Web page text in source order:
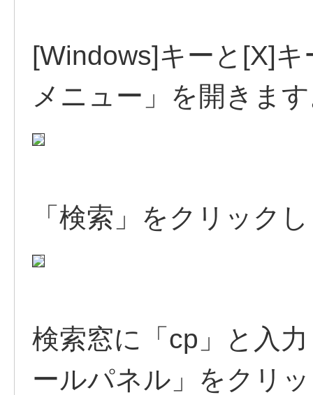
[Windows]キーと[X]
メニュー」を開きま
「検索」をクリック
検索窓に「cp」と入
ールパネル」をクリ